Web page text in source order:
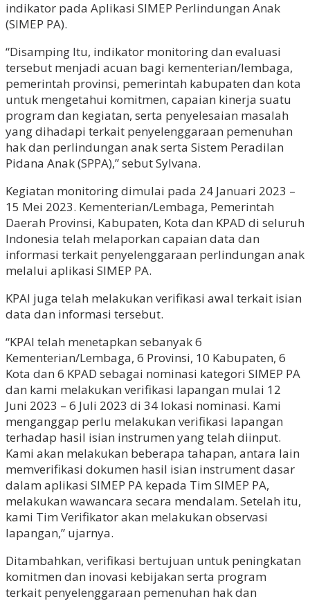
indikator pada Aplikasi SIMEP Perlindungan Anak
(SIMEP PA).
“Disamping Itu, indikator monitoring dan evaluasi
tersebut menjadi acuan bagi kementerian/lembaga,
pemerintah provinsi, pemerintah kabupaten dan kota
untuk mengetahui komitmen, capaian kinerja suatu
program dan kegiatan, serta penyelesaian masalah
yang dihadapi terkait penyelenggaraan pemenuhan
hak dan perlindungan anak serta Sistem Peradilan
Pidana Anak (SPPA),” sebut Sylvana.
Kegiatan monitoring dimulai pada 24 Januari 2023 –
15 Mei 2023. Kementerian/Lembaga, Pemerintah
Daerah Provinsi, Kabupaten, Kota dan KPAD di seluruh
Indonesia telah melaporkan capaian data dan
informasi terkait penyelenggaraan perlindungan anak
melalui aplikasi SIMEP PA.
KPAI juga telah melakukan verifikasi awal terkait isian
data dan informasi tersebut.
“KPAI telah menetapkan sebanyak 6
Kementerian/Lembaga, 6 Provinsi, 10 Kabupaten, 6
Kota dan 6 KPAD sebagai nominasi kategori SIMEP PA
dan kami melakukan verifikasi lapangan mulai 12
Juni 2023 – 6 Juli 2023 di 34 lokasi nominasi. Kami
menganggap perlu melakukan verifikasi lapangan
terhadap hasil isian instrumen yang telah diinput.
Kami akan melakukan beberapa tahapan, antara lain
memverifikasi dokumen hasil isian instrument dasar
dalam aplikasi SIMEP PA kepada Tim SIMEP PA,
melakukan wawancara secara mendalam. Setelah itu,
kami Tim Verifikator akan melakukan observasi
lapangan,” ujarnya.
Ditambahkan, verifikasi bertujuan untuk peningkatan
komitmen dan inovasi kebijakan serta program
terkait penyelenggaraan pemenuhan hak dan